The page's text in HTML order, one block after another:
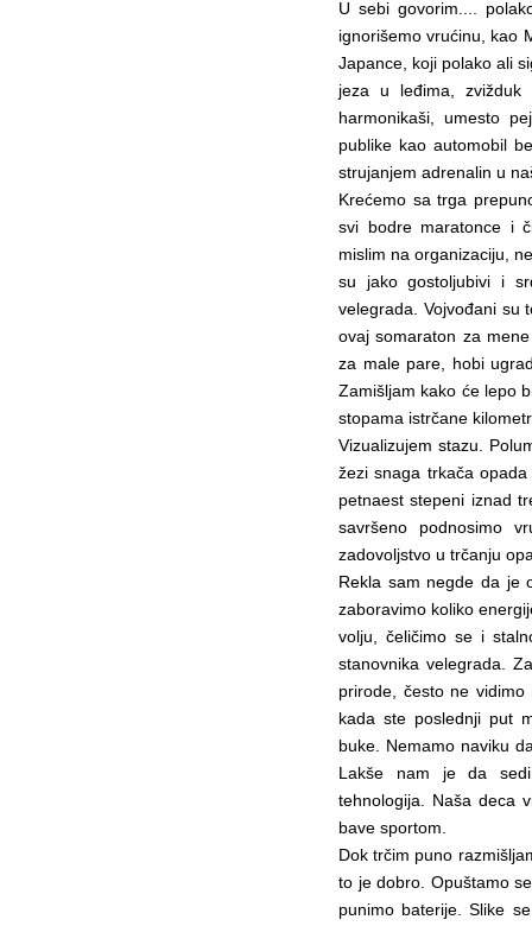
U sebi govorim....
ignorišemo vrućinu, kao
Japance, koji polako ali
jeza u leđima, zvižduk
harmonikaši, umesto
publike kao automobil
strujanjem adrenalin u
Krećemo sa trga
svi bodre maratonce i
mislim na organizaciju,
su jako gostoljubivi i
velegrada. Vojvođani su
ovaj somaraton za
za male pare, hobi
Zamišljam kako će lepo
stopama istrčane
Vizualizujem stazu.
žezi snaga trkača
petnaest stepeni iznad
savršeno podnosimo
zadovoljstvo u trčanju
Rekla sam negde da je
zaboravimo koliko
volju, čeličimo se i
stanovnika velegrada.
prirode, često ne
kada ste poslednji put
buke. Nemamo naviku
Lakše nam je da
tehnologija. Naša deca
bave sportom.
Dok trčim puno
to je dobro. Opuštamo
punimo baterije. Slike